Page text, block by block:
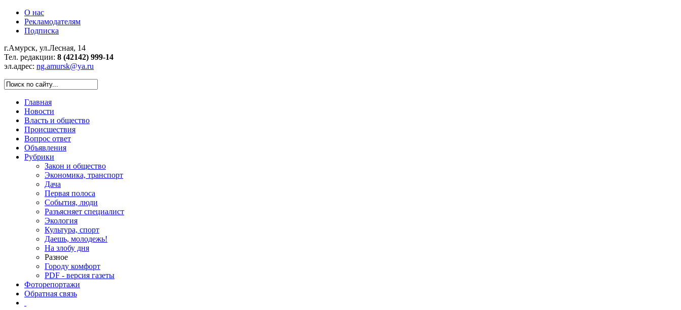
О нас
Рекламодателям
Подписка
г.Амурск, ул.Лесная, 14
Тел. редакции: 8 (42142) 999-14
эл.адрес: ng.amursk@ya.ru
Главная
Новости
Власть и общество
Происшествия
Вопрос ответ
Объявления
Рубрики
Закон и общество
Экономика, транспорт
Дача
Первая полоса
События, люди
Разъясняет специалист
Экология
Культура, спорт
Даешь, молодежь!
На злобу дня
Разное
Городу комфорт
PDF - версия газеты
Фоторепортажи
Обратная связь